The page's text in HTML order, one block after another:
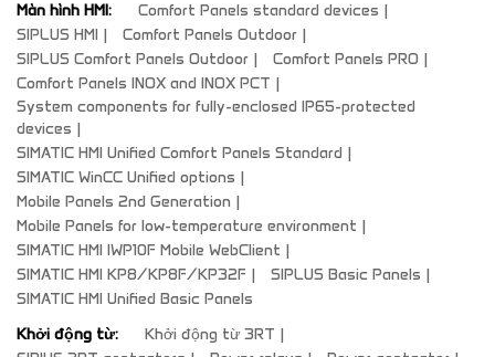
Màn hình HMI:
Comfort Panels standard devices
SIPLUS HMI
Comfort Panels Outdoor
SIPLUS Comfort Panels Outdoor
Comfort Panels PRO
Comfort Panels INOX and INOX PCT
System components for fully-enclosed IP65-protected
devices
SIMATIC HMI Unified Comfort Panels Standard
SIMATIC WinCC Unified options
Mobile Panels 2nd Generation
Mobile Panels for low-temperature environment
SIMATIC HMI IWP10F Mobile WebClient
SIMATIC HMI KP8/KP8F/KP32F
SIPLUS Basic Panels
SIMATIC HMI Unified Basic Panels
Khởi động từ:
Khởi động từ 3RT